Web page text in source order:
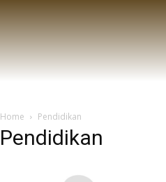
Home Pendidikan
Pendidikan